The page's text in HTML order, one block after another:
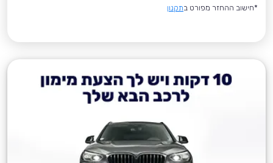
*חישוב ההחזר מפורט בתקנון